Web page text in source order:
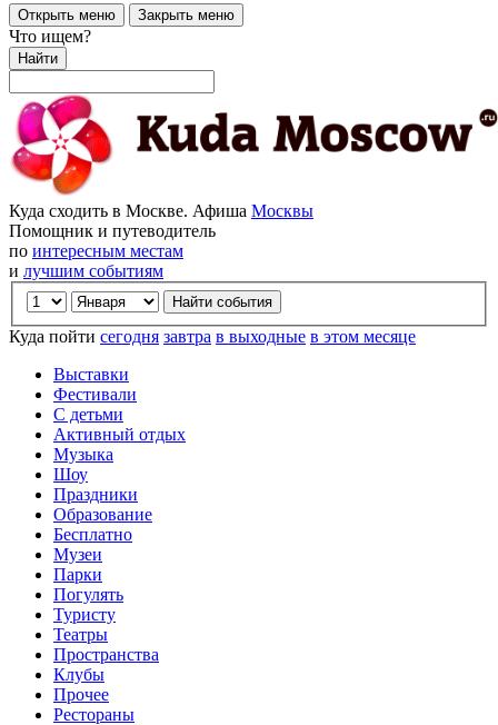
Открыть меню Закрыть меню
Что ищем?
Найти
Куда сходить в Москве. Афиша Москвы
Помощник и путеводитель
по интересным местам
и лучшим событиям
Куда пойти сегодня завтра в выходные в этом месяце
Выставки
Фестивали
С детьми
Активный отдых
Музыка
Шоу
Праздники
Образование
Бесплатно
Музеи
Парки
Погулять
Туристу
Театры
Пространства
Клубы
Прочее
Рестораны